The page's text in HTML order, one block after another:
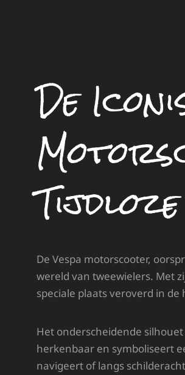
De
De Vespa motorscooter,
wereld van tweewielers. Met
speciale plaats veroverd in
Het onderscheidende
herkenbaar en symboliseert
navigeert of langs